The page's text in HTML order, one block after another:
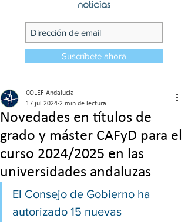
noticias
Suscríbete ahora
Novedades en títulos de
grado y máster CAFyD para el
curso 2024/2025 en las
universidades andaluzas
COLEF Andalucía
17 jul 2024 2 min de lectura
El Consejo de Gobierno ha
autorizado 15 nuevas